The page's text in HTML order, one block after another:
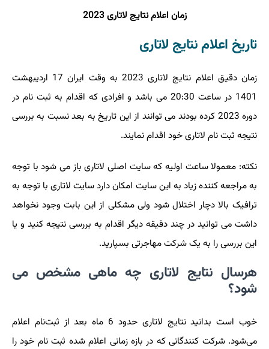
زمان اعلام نتایج لاتاری 2023
تاریخ اعلام نتایج لاتاری
زمان دقیق اعلام نتایج لاتاری 2023 به وقت ایران 17 اردیبهشت
1401 در ساعت 20:30 می باشد و افرادی که اقدام به ثبت نام در
دوره 2023 کرده بودند می توانند از این تاریخ به بعد نسبت به بررسی
نتیجه ثبت نام لاتاری خود اقدام نمایند.
نکته: معمولا ساعت اولیه که سایت اصلی لاتاری باز می شود با توجه
به مراجعه کننده زیاد به این سایت امکان دارد سایت لاتاری با توجه به
ترافیک بالا دچار اختلال شود ولی مشکلی از این بابت وجود نخواهد
داشت می توانید در چند دقیقه دیگر اقدام به بررسی نتیجه کنید و یا
این بررسی را به یک شرکت مهاجرتی بسپارید.
هرسال نتایج لاتاری چه ماهی مشخص می
شود؟
خوب است بدانید نتایج لاتاری حدود 6 ماه بعد از ثبت‌نام اعلام
می‌شود. شرکت کنندگانی که در بازه زمانی اعلام شده ثبت نام خود را